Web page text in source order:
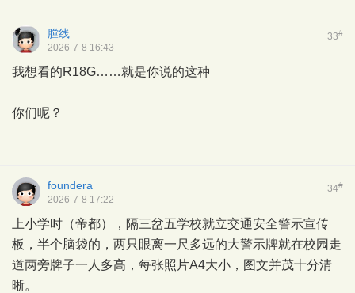
33#
膛线
2026-7-8 16:43
我想看的R18G……就是你说的这种
你们呢？
34#
foundera
2026-7-8 17:22
上小学时（帝都），隔三岔五学校就立交通安全警示宣传
板，半个脑袋的，两只眼离一尺多远的大警示牌就在校园走
道两旁牌子一人多高，每张照片A4大小，图文并茂十分清
晰。